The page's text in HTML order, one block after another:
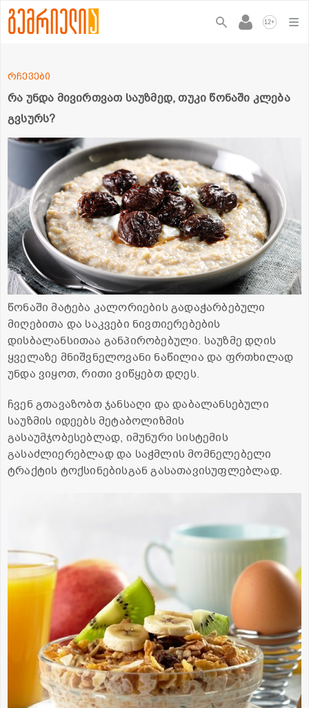
12+
რა უნდა მივირთვათ საუზმედ, თუკი წონაში კლება
გვსურს?
რჩევები
წონაში მატება კალორიების გადაჭარბებული
მიღებითა და საკვები ნივთიერებების
დისბალანსითაა განპირობებული. საუზმე დღის
ყველაზე მნიშვნელოვანი ნაწილია და ფრთხილად
უნდა ვიყოთ, რითი ვიწყებთ დღეს.
ჩვენ გთავაზობთ ჯანსაღი და დაბალანსებული
საუზმის იდეებს მეტაბოლიზმის
გასაუმჯობესებლად, იმუნური სისტემის
გასაძლიერებლად და საჭმლის მომნელებელი
ტრაქტის ტოქსინებისგან გასათავისუფლებლად.